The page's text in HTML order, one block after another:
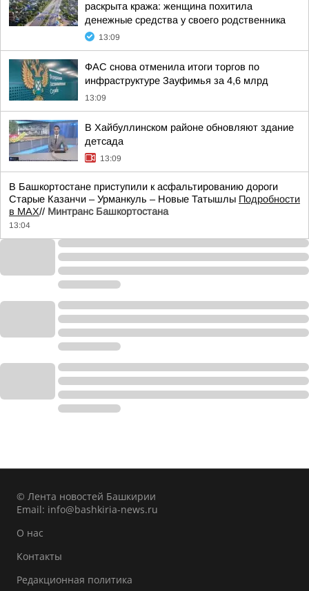
раскрыта кража: женщина похитила
денежные средства у своего родственника
13:09
ФАС снова отменила итоги торгов по
инфраструктуре Зауфимья за 4,6 млрд
13:09
В Хайбуллинском районе обновляют здание
детсада
13:09
В Башкортостане приступили к асфальтированию дороги
Старые Казанчи – Урманкуль – Новые Татышлы Подробности
в MAX// Минтранс Башкортостана
13:04
© Лента новостей Башкирии
Email: info@bashkiria-news.ru
О нас
Контакты
Редакционная политика